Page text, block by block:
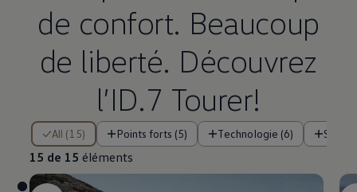
de confort. Beaucoup
de liberté. Découvrez
l’ID.7 Tourer!
All (15) Points forts (5) Technologie (6)
15 de 15 éléments
15 de 15 éléments